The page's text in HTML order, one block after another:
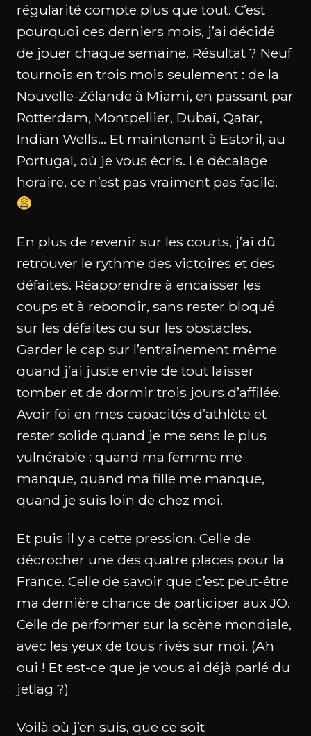
régularité compte plus que tout. C’est
pourquoi ces derniers mois, j’ai décidé
de jouer chaque semaine. Résultat ? Neuf
tournois en trois mois seulement : de la
Nouvelle-Zélande à Miami, en passant par
Rotterdam, Montpellier, Dubaï, Qatar,
Indian Wells… Et maintenant à Estoril, au
Portugal, où je vous écris. Le décalage
horaire, ce n’est pas vraiment pas facile.
En plus de revenir sur les courts, j’ai dû
retrouver le rythme des victoires et des
défaites. Réapprendre à encaisser les
coups et à rebondir, sans rester bloqué
sur les défaites ou sur les obstacles.
Garder le cap sur l’entraînement même
quand j’ai juste envie de tout laisser
tomber et de dormir trois jours d’affilée.
Avoir foi en mes capacités d’athlète et
rester solide quand je me sens le plus
vulnérable : quand ma femme me
manque, quand ma fille me manque,
quand je suis loin de chez moi.
Et puis il y a cette pression. Celle de
décrocher une des quatre places pour la
France. Celle de savoir que c’est peut-être
ma dernière chance de participer aux JO.
Celle de performer sur la scène mondiale,
avec les yeux de tous rivés sur moi. (Ah
oui ! Et est-ce que je vous ai déjà parlé du
jetlag ?)
Voilà où j’en suis, que ce soit